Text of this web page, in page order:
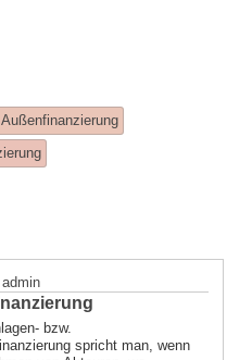
Außenfinanzierung
admin
bzw.
spricht man, wenn